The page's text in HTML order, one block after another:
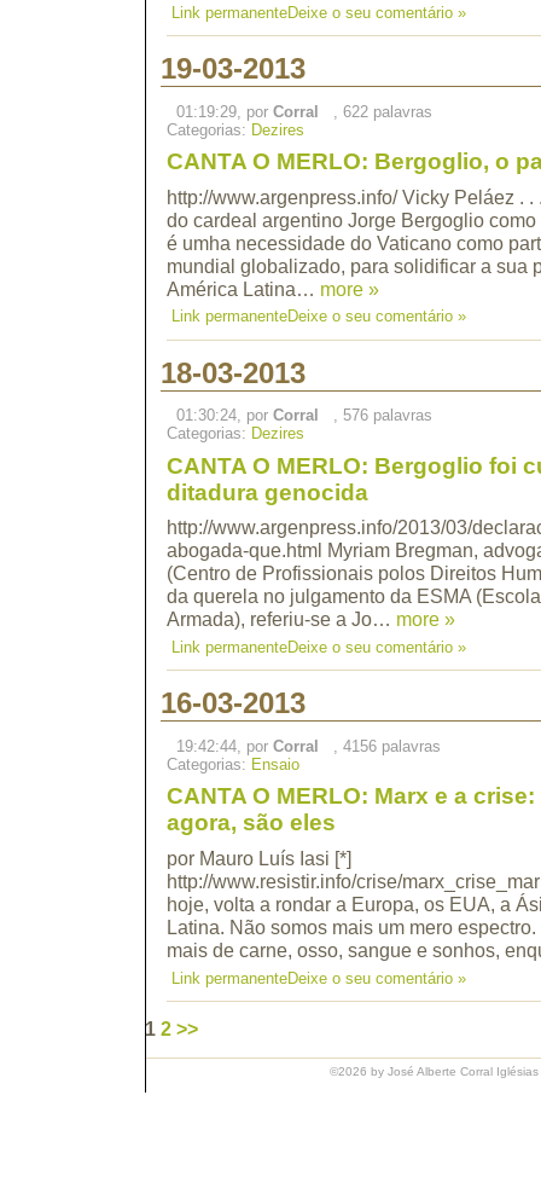
Link permanenteDeixe o seu comentário »
19-03-2013
01:19:29, por Corral
, 622 palavras
Categorias: Dezires
CANTA O MERLO: Bergoglio, o
http://www.argenpress.info/ Vicky Peláez . .
do cardeal argentino Jorge Bergoglio
é umha necessidade do Vaticano como
mundial globalizado, para solidificar a sua
América Latina… more »
Link permanenteDeixe o seu comentário »
18-03-2013
01:30:24, por Corral
, 576 palavras
Categorias: Dezires
CANTA O MERLO: Bergoglio foi
ditadura genocida
http://www.argenpress.info/2013/03/
abogada-que.html Myriam Bregman,
(Centro de Profissionais polos Direitos
da querela no julgamento da ESMA
Armada), referiu-se a Jo… more »
Link permanenteDeixe o seu comentário »
16-03-2013
19:42:44, por Corral
, 4156 palavras
Categorias: Ensaio
CANTA O MERLO: Marx e a
agora, são eles
por Mauro Luís Iasi [*]
http://www.resistir.info/crise/
hoje, volta a rondar a Europa, os EUA, a
Latina. Não somos mais um mero
mais de carne, osso, sangue e sonhos,
Link permanenteDeixe o seu comentário »
1 2 >>
©2026 by José Alberte Corral